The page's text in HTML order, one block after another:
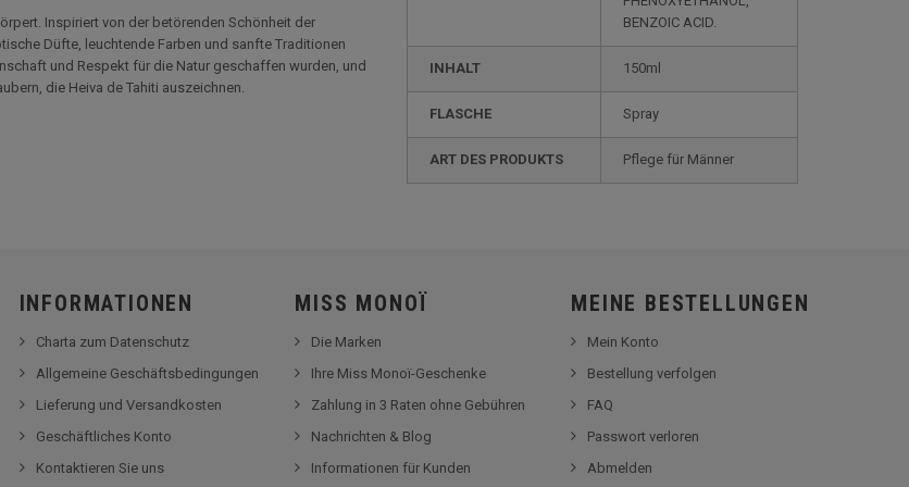
BENZOIC ACID.
INHALT 150ml
FLASCHE Spray
ART DES PRODUKTS Pflege für Männer
Inspiriert von der betörenden Schönheit der
Düfte, leuchtende Farben und sanfte Traditionen
und Respekt für die Natur geschaffen wurden, und
die Heiva de Tahiti auszeichnen.
INFORMATIONEN
Charta zum Datenschutz
Allgemeine Geschäftsbedingungen
Lieferung und Versandkosten
Geschäftliches Konto
Kontaktieren Sie uns
MISS MONOÏ
Die Marken
Ihre Miss Monoï-Geschenke
Zahlung in 3 Raten ohne Gebühren
Nachrichten & Blog
Informationen für Kunden
MEINE BESTELLUNGEN
Mein Konto
Bestellung verfolgen
FAQ
Passwort verloren
Abmelden